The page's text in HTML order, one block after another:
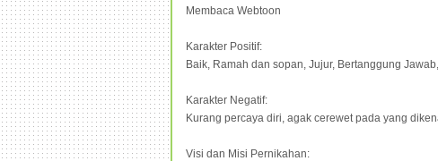
Membaca Webtoon
Karakter Positif:
Baik, Ramah dan sopan, Jujur, Bertanggung
Karakter Negatif:
Kurang percaya diri, agak cerewet pada yang
Visi dan Misi Pernikahan: